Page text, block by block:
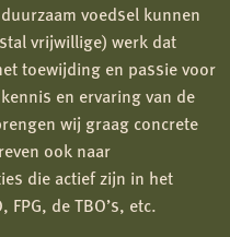
voedsel kunnen
vrijwillige) werk dat
toewijding en passie voor
en ervaring van de
wij graag concrete
ook naar
die actief zijn in het
FPG, de TBO’s, etc.